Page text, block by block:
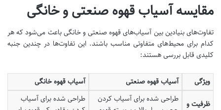
مقایسه آسیاب قهوه صنعتی و خانگی
تفاوت‌های بنیادین بین آسیاب‌های قهوه صنعتی و خانگی باعث می‌شود که هر
کدام برای محیط‌های متفاوتی مناسب باشند. این تفاوت‌ها در چندین جنبه
کلیدی قابل بررسی هستند:
ویژگی آسیاب قهوه صنعتی آسیاب قهوه خانگی
ظرفیت و
طراحی شده برای آسیاب کردن
طراحی شده برای آسیاب